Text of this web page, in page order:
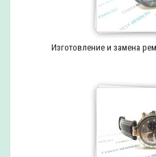
Изготовление и замена